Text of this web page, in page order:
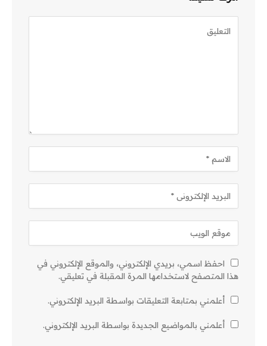
احفظ اسمي، بريدي الإلكتروني، والموقع الإلكتروني في
هذا المتصفح لاستخدامها المرة المقبلة في تعليقي.
أعلمني بمتابعة التعليقات بواسطة البريد الإلكتروني.
أعلمني بالمواضيع الجديدة بواسطة البريد الإلكتروني.